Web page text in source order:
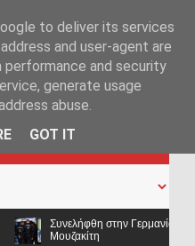
καταζητούμενος για τις δολοφονίες
to deliver its services
and user-agent are
performance and security
generate usage
abuse.
GOT IT